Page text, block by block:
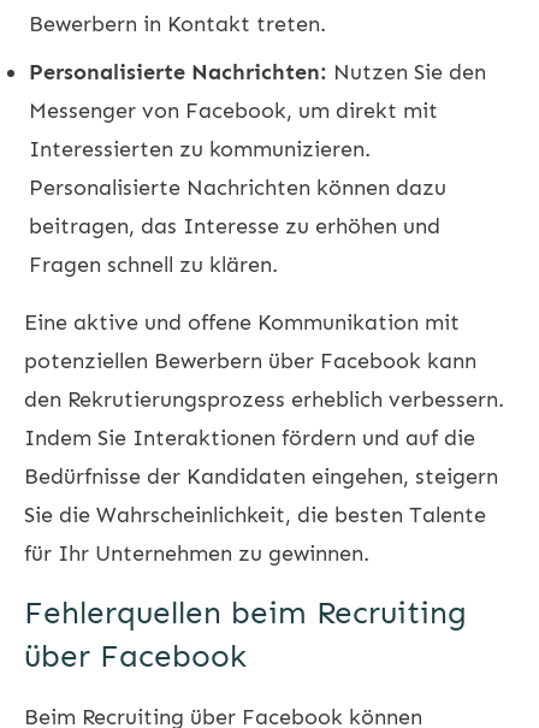
Bewerbern in Kontakt treten.
Personalisierte Nachrichten: Nutzen Sie den
Messenger von Facebook, um direkt mit
Interessierten zu kommunizieren.
Personalisierte Nachrichten können dazu
beitragen, das Interesse zu erhöhen und
Fragen schnell zu klären.
Eine aktive und offene Kommunikation mit
potenziellen Bewerbern über Facebook kann
den Rekrutierungsprozess erheblich verbessern.
Indem Sie Interaktionen fördern und auf die
Bedürfnisse der Kandidaten eingehen, steigern
Sie die Wahrscheinlichkeit, die besten Talente
für Ihr Unternehmen zu gewinnen.
Fehlerquellen beim Recruiting
über Facebook
Beim Recruiting über Facebook können